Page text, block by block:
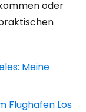
oder
Meine
Flughafen Los